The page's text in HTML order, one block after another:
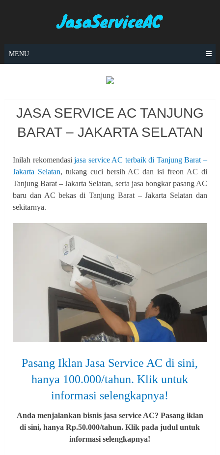
MENU
JASA SERVICE AC TANJUNG
BARAT – JAKARTA SELATAN
Inilah rekomendasijasa service AC terbaik di Tanjung Barat –
Jakarta Selatan, tukang cuci bersih AC dan isi freon AC di
Tanjung Barat – Jakarta Selatan, serta jasa bongkar pasang AC
baru dan AC bekas di Tanjung Barat – Jakarta Selatan dan
sekitarnya.
Pasang Iklan Jasa Service AC di sini,
hanya 100.000/tahun. Klik untuk
informasi selengkapnya!
Anda menjalankan bisnis jasa service AC? Pasang iklan
di sini, hanya Rp.50.000/tahun. Klik pada judul untuk
informasi selengkapnya!